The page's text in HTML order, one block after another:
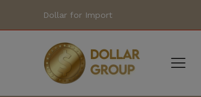
Dollar for Import